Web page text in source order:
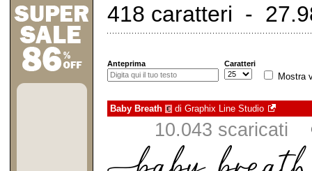
418 caratteri -
Anteprima Caratteri
Mostra
Baby Breath € di Graphix Line Studio
10.043 scaricati